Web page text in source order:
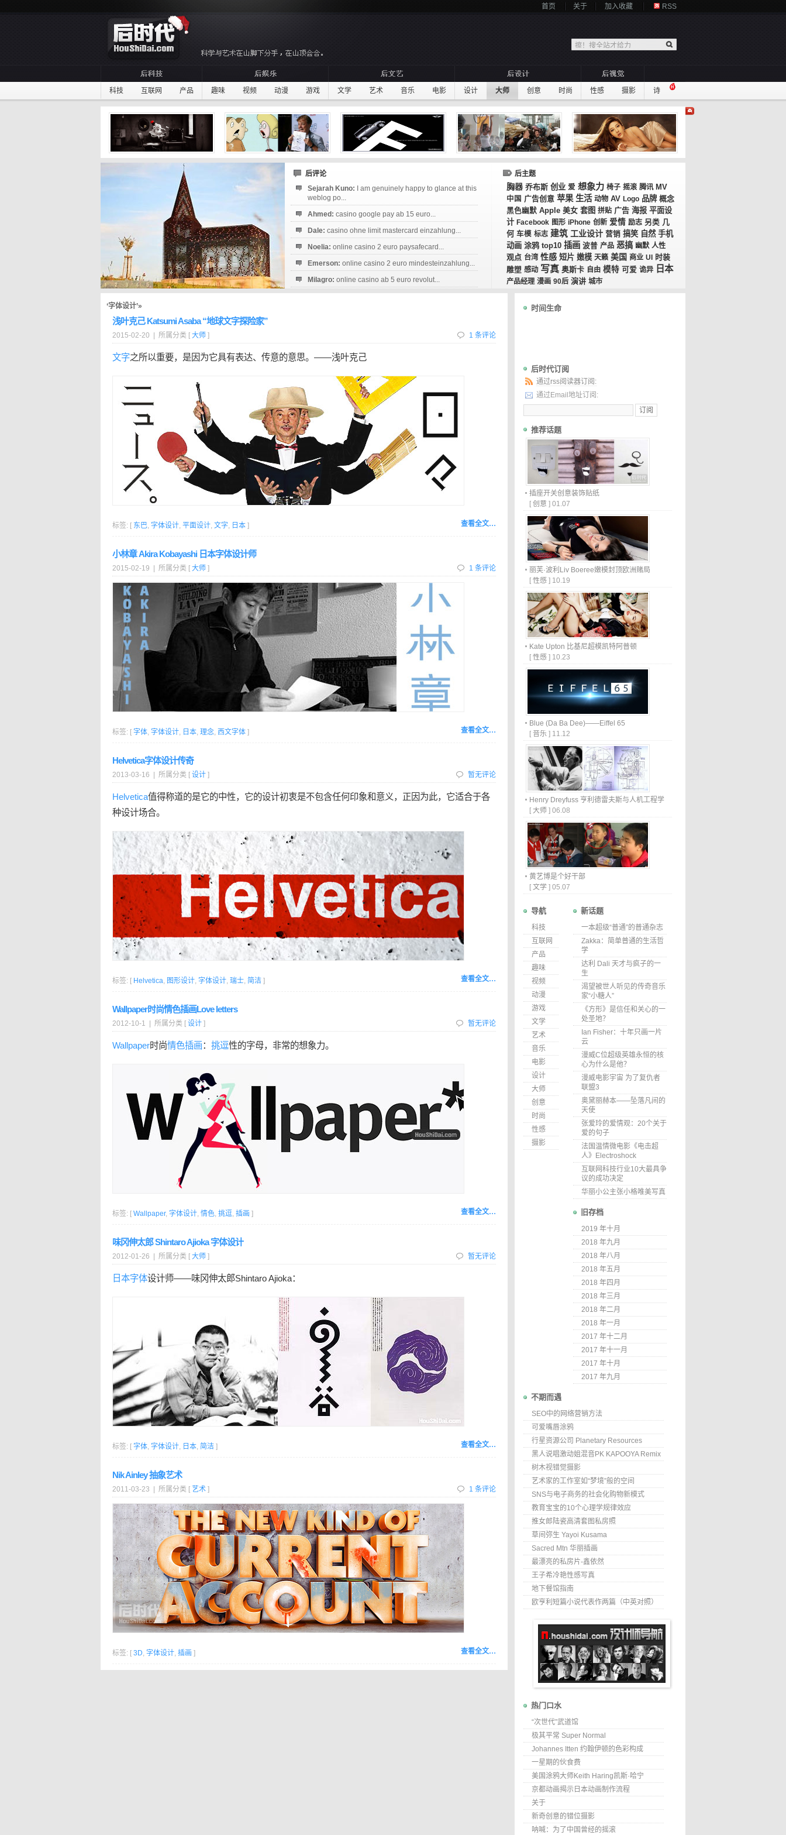
首页 关于 加入收藏 RSS
科技 互联网 产品 趣味 视频 动漫 游戏 文学 艺术 音乐 电影 设计 大师 创意 时尚 性感 摄影 诗
后评论
Sejarah Kuno:
I am genuinely happy to glance at this
weblog po...
Ahmed: casino google pay ab 15 euro...
Dale: casino ohne limit mastercard einzahlung...
Noelia: online casino 2 euro paysafecard...
Emerson: online casino 2 euro mindesteinzahlung...
Milagro: online casino ab 5 euro revolut...
后主题
胸器 乔布斯 创业 爱 想象力 椅子 摇滚 腾讯 MV
中国 广告创意 苹果 生活 动物 AV Logo 品牌 概念
黑色幽默 Apple 美女 套图 拼贴 广告 海报 平面设
计 Facebook 图形 iPhone 创新 爱情 励志 另类 几
何 车模 标志 建筑 工业设计 营销 搞笑 自然 手机
动画 涂鸦 top10 插画 波普 产品 恶搞 幽默 人性
观点 台湾 性感 短片 嫩模 天籁 美国 商业 UI 时装
雕塑 感动 写真 奥斯卡 自由 模特 可爱 诡异 日本
产品经理 漫画 90后 演讲 城市
‘字体设计’»
浅叶克己 Katsumi Asaba “地球文字探险家”
2015-02-20 | 所属分类 [ 大师 ] 1 条评论
文字之所以重要，是因为它具有表达、传意的意思。——浅叶克己
查看全文…
标签: [ 东巴, 字体设计, 平面设计, 文字, 日本 ]
小林章 Akira Kobayashi 日本字体设计师
2015-02-19 | 所属分类 [ 大师 ] 1 条评论
查看全文…
标签: [ 字体, 字体设计, 日本, 理念, 西文字体 ]
Helvetica字体设计传奇
2013-03-16 | 所属分类 [ 设计 ] 暂无评论
Helvetica值得称道的是它的中性，它的设计初衷是不包含任何印象和意义，正因为此，它适合于各
种设计场合。
查看全文…
标签: [ Helvetica, 图形设计, 字体设计, 瑞士, 简洁 ]
Wallpaper时尚情色插画Love letters
2012-10-1 | 所属分类 [ 设计 ] 暂无评论
Wallpaper时尚情色插画： 挑逗性的字母，非常的想象力。
查看全文…
标签: [ Wallpaper, 字体设计, 情色, 挑逗, 插画 ]
味冈伸太郎 Shintaro Ajioka 字体设计
2012-01-26 | 所属分类 [ 大师 ] 暂无评论
日本字体设计师——味冈伸太郎Shintaro Ajioka：
查看全文…
标签: [ 字体, 字体设计, 日本, 简洁 ]
Nik Ainley 抽象艺术
2011-03-23 | 所属分类 [ 艺术 ] 1 条评论
查看全文…
标签: [ 3D, 字体设计, 插画 ]
时间生命
后时代订阅
通过rss阅读器订阅:
通过Email地址订阅:
推荐话题
插座开关创意装饰贴纸
[ 创意 ] 01.07
丽芙·波利Liv Boeree嫩模封顶欧洲赌局
[ 性感 ] 10.19
Kate Upton 比基尼超模凯特阿普顿
[ 性感 ] 10.23
Blue (Da Ba Dee)——Eiffel 65
[ 音乐 ] 11.12
Henry Dreyfuss 亨利德雷夫斯与人机工程学
[ 大师 ] 06.08
黄艺博是个好干部
[ 文学 ] 05.07
导航
科技
互联网
产品
趣味
视频
动漫
游戏
文学
艺术
音乐
电影
设计
大师
创意
时尚
性感
摄影
新话题
一本超级“普通”的普通杂志
Zakka：简单普通的生活哲
学
达利 Dali 天才与疯子的一
生
渴望被世人听见的传奇音乐
家“小糖人”
《方形》是信任和关心的一
处圣地？
Ian Fisher：十年只画一片
云
漫威C位超级英雄永恒的核
心为什么是他？
漫威电影宇宙 为了复仇者
联盟3
奥黛丽赫本——坠落凡间的
天使
张爱玲的爱情观：20个关于
爱的句子
法国温情微电影《电击超
人》Electroshock
互联网科技行业10大最具争
议的成功决定
华丽小公主张小格唯美写真
旧存档
2019 年十月
2018 年九月
2018 年八月
2018 年五月
2018 年四月
2018 年三月
2018 年二月
2018 年一月
2017 年十二月
2017 年十一月
2017 年十月
2017 年九月
不期而遇
SEO中的网络营销方法
可爱嘴唇涂鸦
行星资源公司 Planetary Resources
黑人说唱激动姐混音PK KAPOOYA Remix
树木视错觉摄影
艺术家的工作室如“梦境”般的空间
SNS与电子商务的社会化购物新模式
教育宝宝的10个心理学规律效应
推女郎陆瓷高清套图私房照
草间弥生 Yayoi Kusama
Sacred Mtn 华丽插画
最漂亮的私房片-鑫依然
王子希冷艳性感写真
地下餐馆指南
欧亨利短篇小说代表作两篇（中英对照）
热门口水
“次世代”武道馆
极其平常 Super Normal
Johannes Itten 约翰伊顿的色彩构成
一星期的伙食费
美国涂鸦大师Keith Haring凯斯·哈宁
京都动画揭示日本动画制作流程
关于
新奇创意的错位摄影
呐喊：为了中国曾经的摇滚